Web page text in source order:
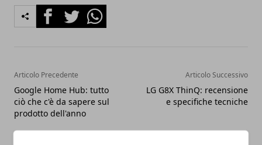
FacebookTwitterWhatsapp
Articolo Precedente
Google Home Hub: tutto
ciò che c'è da sapere sul
prodotto dell'anno
Articolo Successivo
LG G8X ThinQ: recensione
e specifiche tecniche